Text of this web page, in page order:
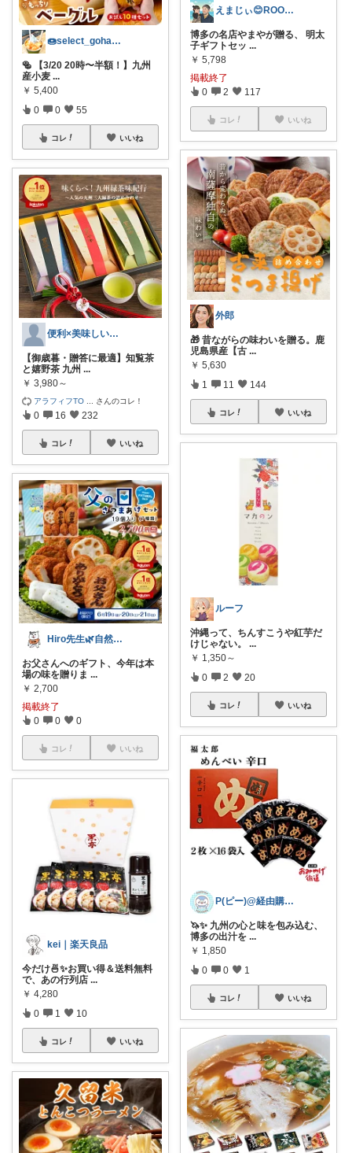
🍩select_gohan🍩
🥯 【3/20 20時〜半額！】九州
産小麦 ...
￥ 5,400
0 0 55
コレ いいね
便利×美味しい！マイROOM
【御歳暮・贈答に最適】知覧茶
と嬉野茶 九州 ...
￥ 3,980～
アラフィフTO さんのコレ！
0 16 232
コレ いいね
Hiro先生🌿自然体でたのしむ
お父さんへのギフト、今年は本
場の味を贈りま ...
￥ 2,700
掲載終了
0 0 0
コレ いいね
kei｜楽天良品
今だけ🍜✨お買い得＆送料無料
で、あの行列店 ...
￥ 4,280
0 1 10
コレ いいね
えまじぃ😊ROOMでのご縁に感謝
博多の名店やまやが贈る、 明太
子ギフトセッ ...
￥ 5,798
掲載終了
0 2 117
コレ いいね
外郎
🎁 昔ながらの味わいを贈る。鹿
児島県産【古 ...
￥ 5,630
1 11 144
コレ いいね
ルーフ
沖縄って、ちんすこうや紅芋だ
けじゃない。 ...
￥ 1,350～
0 2 20
コレ いいね
P(ピー)@経由購入します！
🦄✨ 九州の心と味を包み込む、
博多の出汁を ...
￥ 1,850
0 0 1
コレ いいね